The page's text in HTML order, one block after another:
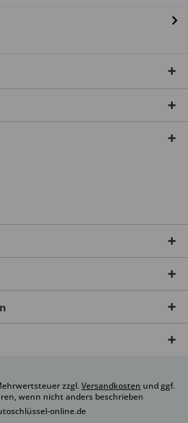
zzgl.Versandkosten und ggf.
wenn nicht anders beschrieben
online.de